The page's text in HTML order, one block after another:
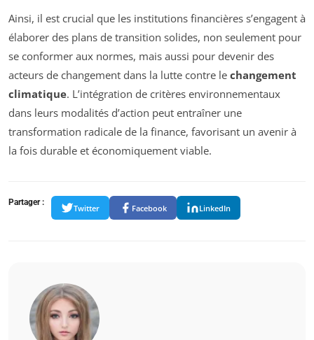
Ainsi, il est crucial que les institutions financières s’engagent à
élaborer des plans de transition solides, non seulement pour
se conformer aux normes, mais aussi pour devenir des
acteurs de changement dans la lutte contre le changement
climatique. L’intégration de critères environnementaux
dans leurs modalités d’action peut entraîner une
transformation radicale de la finance, favorisant un avenir à
la fois durable et économiquement viable.
Partager :
Twitter Facebook LinkedIn